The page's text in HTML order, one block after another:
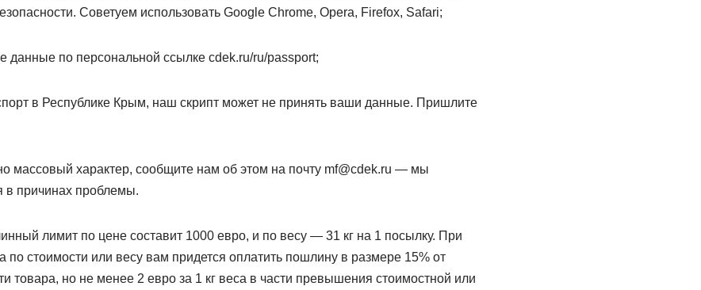
Советуем использовать Google Chrome, Opera, Firefox, Safari;
данные по персональной ссылке cdek.ru/ru/passport;
в Республике Крым, наш скрипт может не принять ваши данные. Пришлите
массовый характер, сообщите нам об этом на почту mf@cdek.ru — мы
в причинах проблемы.
лимит по цене составит 1000 евро, и по весу — 31 кг на 1 посылку. При
по стоимости или весу вам придется оплатить пошлину в размере 15% от
товара, но не менее 2 евро за 1 кг веса в части превышения стоимостной или